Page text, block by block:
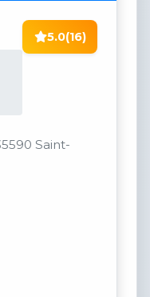
5.0(16)
Saint-